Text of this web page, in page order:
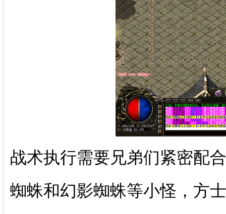
战术执行需要兄弟们紧密配
蜘蛛和幻影蜘蛛等小怪，方